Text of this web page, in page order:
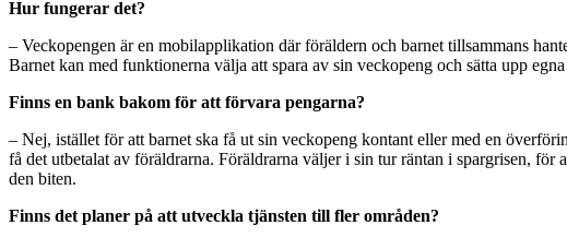
Hur fungerar det?
– Veckopengen är en mobilapplikation där föräldern och barnet tillsammans
Barnet kan med funktionerna välja att spara av sin veckopeng och sätta upp
Finns en bank bakom för att förvara pengarna?
– Nej, istället för att barnet ska få ut sin veckopeng kontant eller med en
få det utbetalat av föräldrarna. Föräldrarna väljer i sin tur räntan i spargrisen,
den biten.
Finns det planer på att utveckla tjänsten till fler områden?